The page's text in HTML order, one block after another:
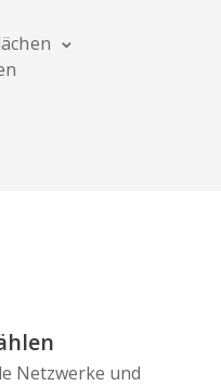
Netzwerke und